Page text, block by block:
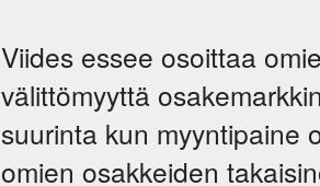
Viides essee osoittaa
välittömyyttä
suurinta kun myyntipaine
omien osakkeiden